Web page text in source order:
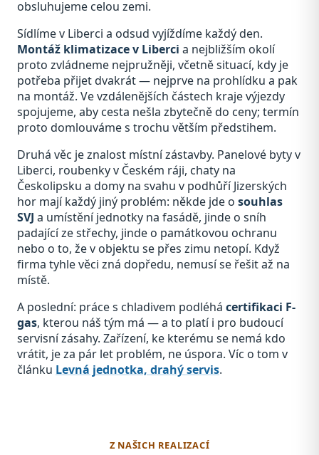
obsluhujeme celou zemi.
Sídlíme v Liberci a odsud vyjíždíme každý den.
Montáž klimatizace v Liberci a nejbližším okolí
proto zvládneme nejpružněji, včetně situací, kdy je
potřeba přijet dvakrát — nejprve na prohlídku a pak
na montáž. Ve vzdálenějších částech kraje výjezdy
spojujeme, aby cesta nešla zbytečně do ceny; termín
proto domlouváme s trochu větším předstihem.
Druhá věc je znalost místní zástavby. Panelové byty v
Liberci, roubenky v Českém ráji, chaty na
Českolipsku a domy na svahu v podhůří Jizerských
hor mají každý jiný problém: někde jde o souhlas
SVJ a umístění jednotky na fasádě, jinde o sníh
padající ze střechy, jinde o památkovou ochranu
nebo o to, že v objektu se přes zimu netopí. Když
firma tyhle věci zná dopředu, nemusí se řešit až na
místě.
A poslední: práce s chladivem podléhá certifikaci F-
gas, kterou náš tým má — a to platí i pro budoucí
servisní zásahy. Zařízení, ke kterému se nemá kdo
vrátit, je za pár let problém, ne úspora. Víc o tom v
článku Levná jednotka, drahý servis.
Z NAŠICH REALIZACÍ